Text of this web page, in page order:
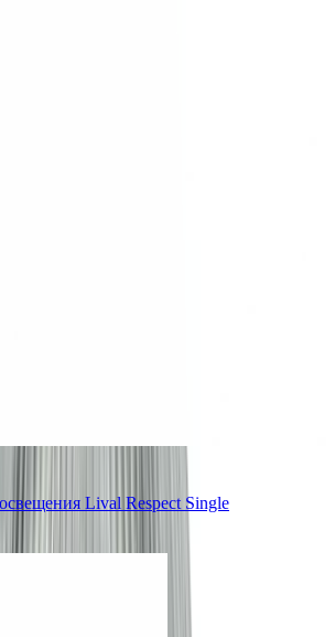
Lival Respect Single